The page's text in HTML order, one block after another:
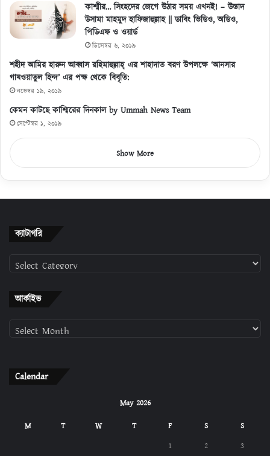
কাশ্মীর… সিংহদের জেগে উঠার সময় এখনই! – উস্তাদ
উসামা মাহমুদ হাফিজাহুল্লাহ || ডাবিং ভিডিও, অডিও,
পিডিএফ ও ওয়ার্ড
ডিসেম্বর ৬, ২০১৯
শহীদ আমির হারুন আব্বাস রহিমাহুল্লাহ্ এর শাহাদাত বরণ উপলক্ষে ‘আনসার
গাযওয়াতুল হিন্দ’ এর পক্ষ থেকে বিবৃতি:
নভেম্বর ১৯, ২০১৯
কেমন কাটছে কাশ্মিরের দিনকাল by Ummah News Team
সেপ্টেম্বর ১, ২০১৯
Show More
ক্যাটাগরি
ক্যাটাগরি
আর্কাইভ
Calendar
May 2026
M T W T F S
S
1
2 3